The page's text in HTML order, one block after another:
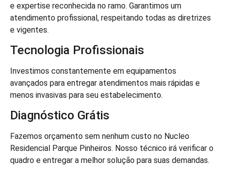
e expertise reconhecida no ramo. Garantimos um
atendimento profissional, respeitando todas as diretrizes
e vigentes.
Tecnologia Profissionais
Investimos constantemente em equipamentos
avançados para entregar atendimentos mais rápidas e
menos invasivas para seu estabelecimento.
Diagnóstico Grátis
Fazemos orçamento sem nenhum custo no Nucleo
Residencial Parque Pinheiros. Nosso técnico irá verificar o
quadro e entregar a melhor solução para suas demandas.